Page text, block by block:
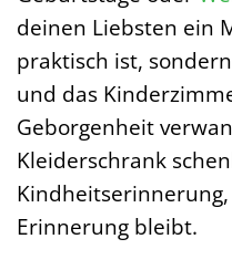
deinen Liebsten ein
praktisch ist,
und das
Geborgenheit
Kleiderschrank
Erinnerung bleibt.